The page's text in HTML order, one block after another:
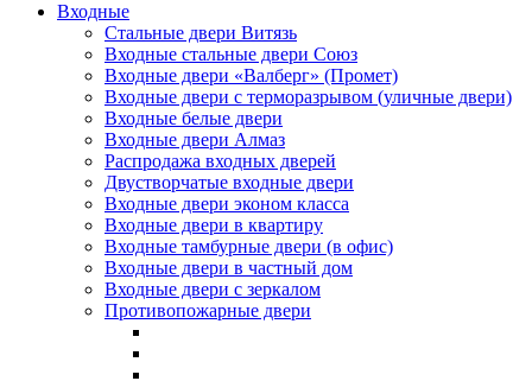
Входные
Стальные двери Витязь
Входные стальные двери Союз
Входные двери «Валберг» (Промет)
Входные двери с терморазрывом (уличные двери)
Входные белые двери
Входные двери Алмаз
Распродажа входных дверей
Двустворчатые входные двери
Входные двери эконом класса
Входные двери в квартиру
Входные тамбурные двери (в офис)
Входные двери в частный дом
Входные двери с зеркалом
Противопожарные двери